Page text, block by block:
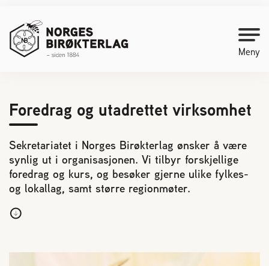
Meny
Kontakt oss
Bli medlem
Starte med birøkt
Medlemssider
Biene svermer
Foredrag og utadrettet virksomhet
Sekretariatet i Norges Birøkterlag ønsker å være
synlig ut i organisasjonen. Vi tilbyr forskjellige
foredrag og kurs, og besøker gjerne ulike fylkes-
og lokallag, samt større regionmøter.